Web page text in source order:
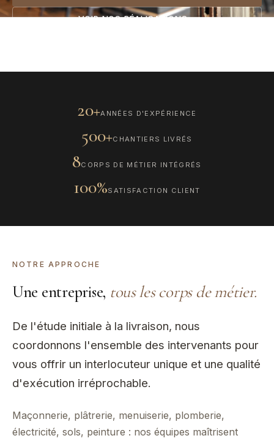
VOIR NOS RÉALISATIONS→
20+ANNÉES D'EXPÉRIENCE
500+CHANTIERS LIVRÉS
8CORPS DE MÉTIER INTÉGRÉS
100%SATISFACTION CLIENT
NOTRE APPROCHE
Une entreprise, tous les corps de métier.
De l'étude initiale à la livraison, nous
coordonnons l'ensemble des intervenants pour
vous offrir un interlocuteur unique et une qualité
d'exécution irréprochable.
Maçonnerie, plâtrerie, menuiserie, plomberie,
électricité, sols, peinture : nos équipes maîtrisent